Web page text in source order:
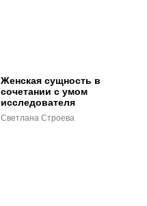
Женская сущность в
сочетании с умом
исследователя
Светлана Строева